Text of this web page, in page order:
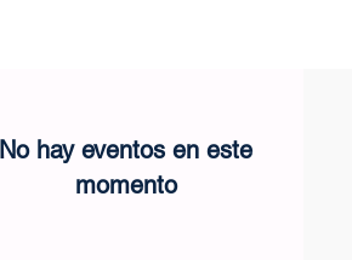
No hay eventos en este
momento